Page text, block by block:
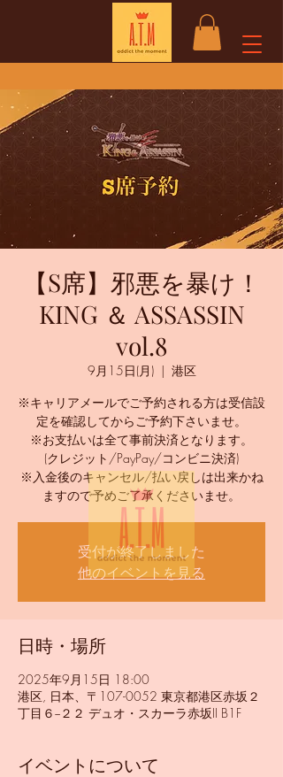
【S席】邪悪を暴け！
KING ＆ ASSASSIN
vol.8
9月15日(月)
  |
港区
※キャリアメールでご予約される方は受信設
定を確認してからご予約下さいませ。
※お支払いは全て事前決済となります。
(クレジット/PayPay/コンビニ決済)
※入金後のキャンセル/払い戻しは出来かね
ますので予めご了承くださいませ。
受付が終了しました
他のイベントを見る
日時・場所
2025年9月15日 18:00
港区, 日本、〒107-0052 東京都港区赤坂２
丁目６−２２ デュオ・スカーラ赤坂II B1F
イベントについて